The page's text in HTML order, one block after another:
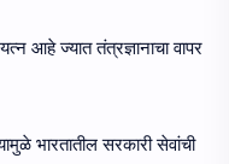
आहे ज्यात तंत्रज्ञानाचा वापर
भारतातील सरकारी सेवांची